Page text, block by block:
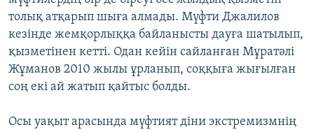
толық атқарып шыға алмады. Мүфти Джалилов
кезінде жемқорлыққа байланысты дауға шатылып,
қызметінен кетті. Одан кейін сайланған Мұратәлі
Жұманов 2010 жылы ұрланып, соққыға жығылған
соң екі ай жатып қайтыс болды.
Осы уақыт арасында мүфтият діни экстремизмнің